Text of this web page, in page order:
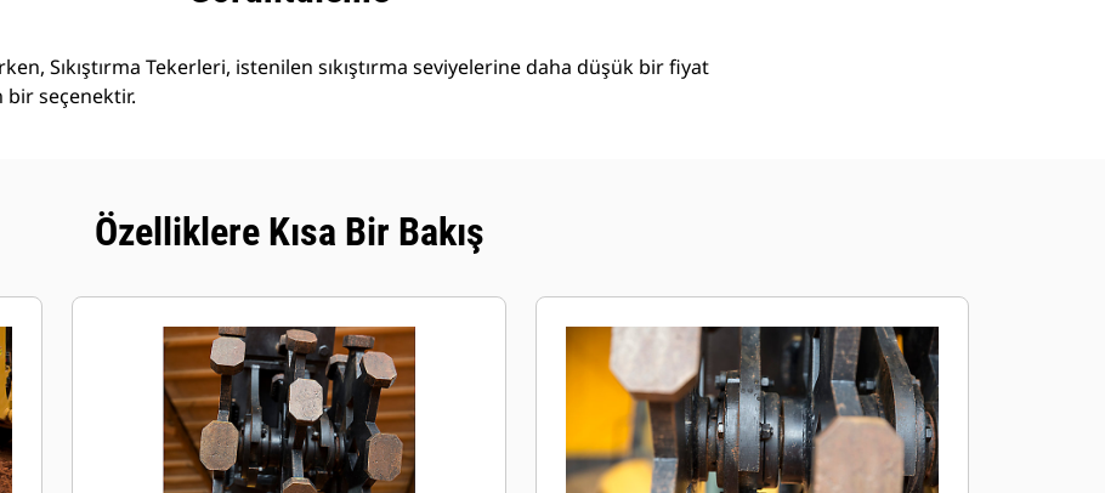
Sıkıştırma Tekerleri, istenilen sıkıştırma seviyelerine daha düşük bir fiyat
bir seçenektir.
Özelliklere Kısa Bir Bakış